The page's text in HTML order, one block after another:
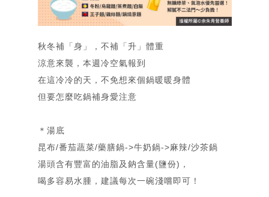
秋冬補「身」，不補「升」體重
涼意來襲，本週冷空氣報到
在這冷冷的天，不免想來個鍋暖暖身體
但要怎麼吃鍋補身愛注意
＊ 湯底
昆布/番茄蔬菜/藥膳鍋->牛奶鍋->麻辣/沙茶鍋
湯頭含有豐富的油脂及鈉含量(鹽份)，
喝多容易水腫，建議每次一碗淺嚐即可！